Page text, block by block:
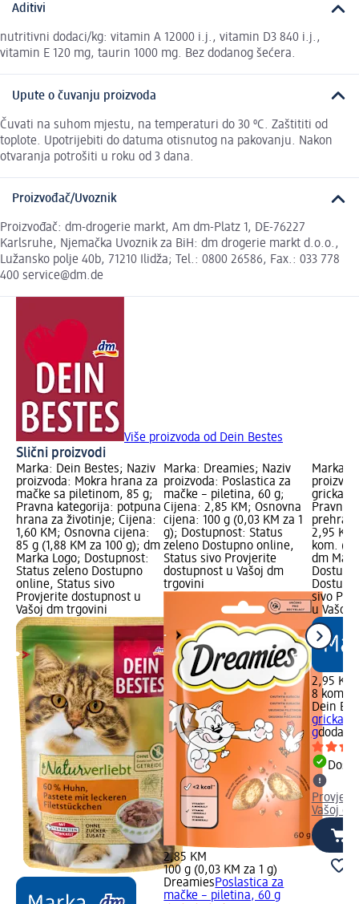
Aditivi
nutritivni dodaci/kg: vitamin A 12000 i.j., vitamin D3 840 i.j.,
vitamin E 120 mg, taurin 1000 mg. Bez dodanog šećera.
Upute o čuvanju proizvoda
Čuvati na suhom mjestu, na temperaturi do 30 ºC. Zaštititi od
toplote. Upotrijebiti do datuma otisnutog na pakovanju. Nakon
otvaranja potrošiti u roku od 3 dana.
Proizvođač/Uvoznik
Proizvođač: dm-drogerie markt, Am dm-Platz 1, DE-76227
Karlsruhe, Njemačka Uvoznik za BiH: dm drogerie markt d.o.o.,
Lužansko polje 40b, 71210 Ilidža; Tel.: 0800 26586, Fax.: 033 778
400 service@dm.de
Više proizvoda od Dein Bestes
Slični proizvodi
Marka: Dein Bestes; Naziv
proizvoda: Mokra hrana za
mačke sa piletinom, 85 g;
Pravna kategorija: potpuna
hrana za životinje; Cijena:
1,60 KM; Osnovna cijena:
85 g (1,88 KM za 100 g); dm
Marka Logo; Dostupnost:
Status zeleno Dostupno
online, Status sivo
Provjerite dostupnost u
Vašoj dm trgovini
Marka: Dreamies; Naziv
proizvoda: Poslastica za
mačke – piletina, 60 g;
Cijena: 2,85 KM; Osnovna
cijena: 100 g (0,03 KM za 1
g); Dostupnost: Status
zeleno Dostupno online,
Status sivo Provjerite
dostupnost u Vašoj dm
trgovini
2,85 KM
100 g (0,03 KM za 1 g)
DreamiesPoslastica za
mačke – piletina, 60 g
Marka:
Pravna
2,95
kom.
dm
sivo
u Vašoj
2,95 KM
8 kom.
Dein
gdodaci
Vašoj